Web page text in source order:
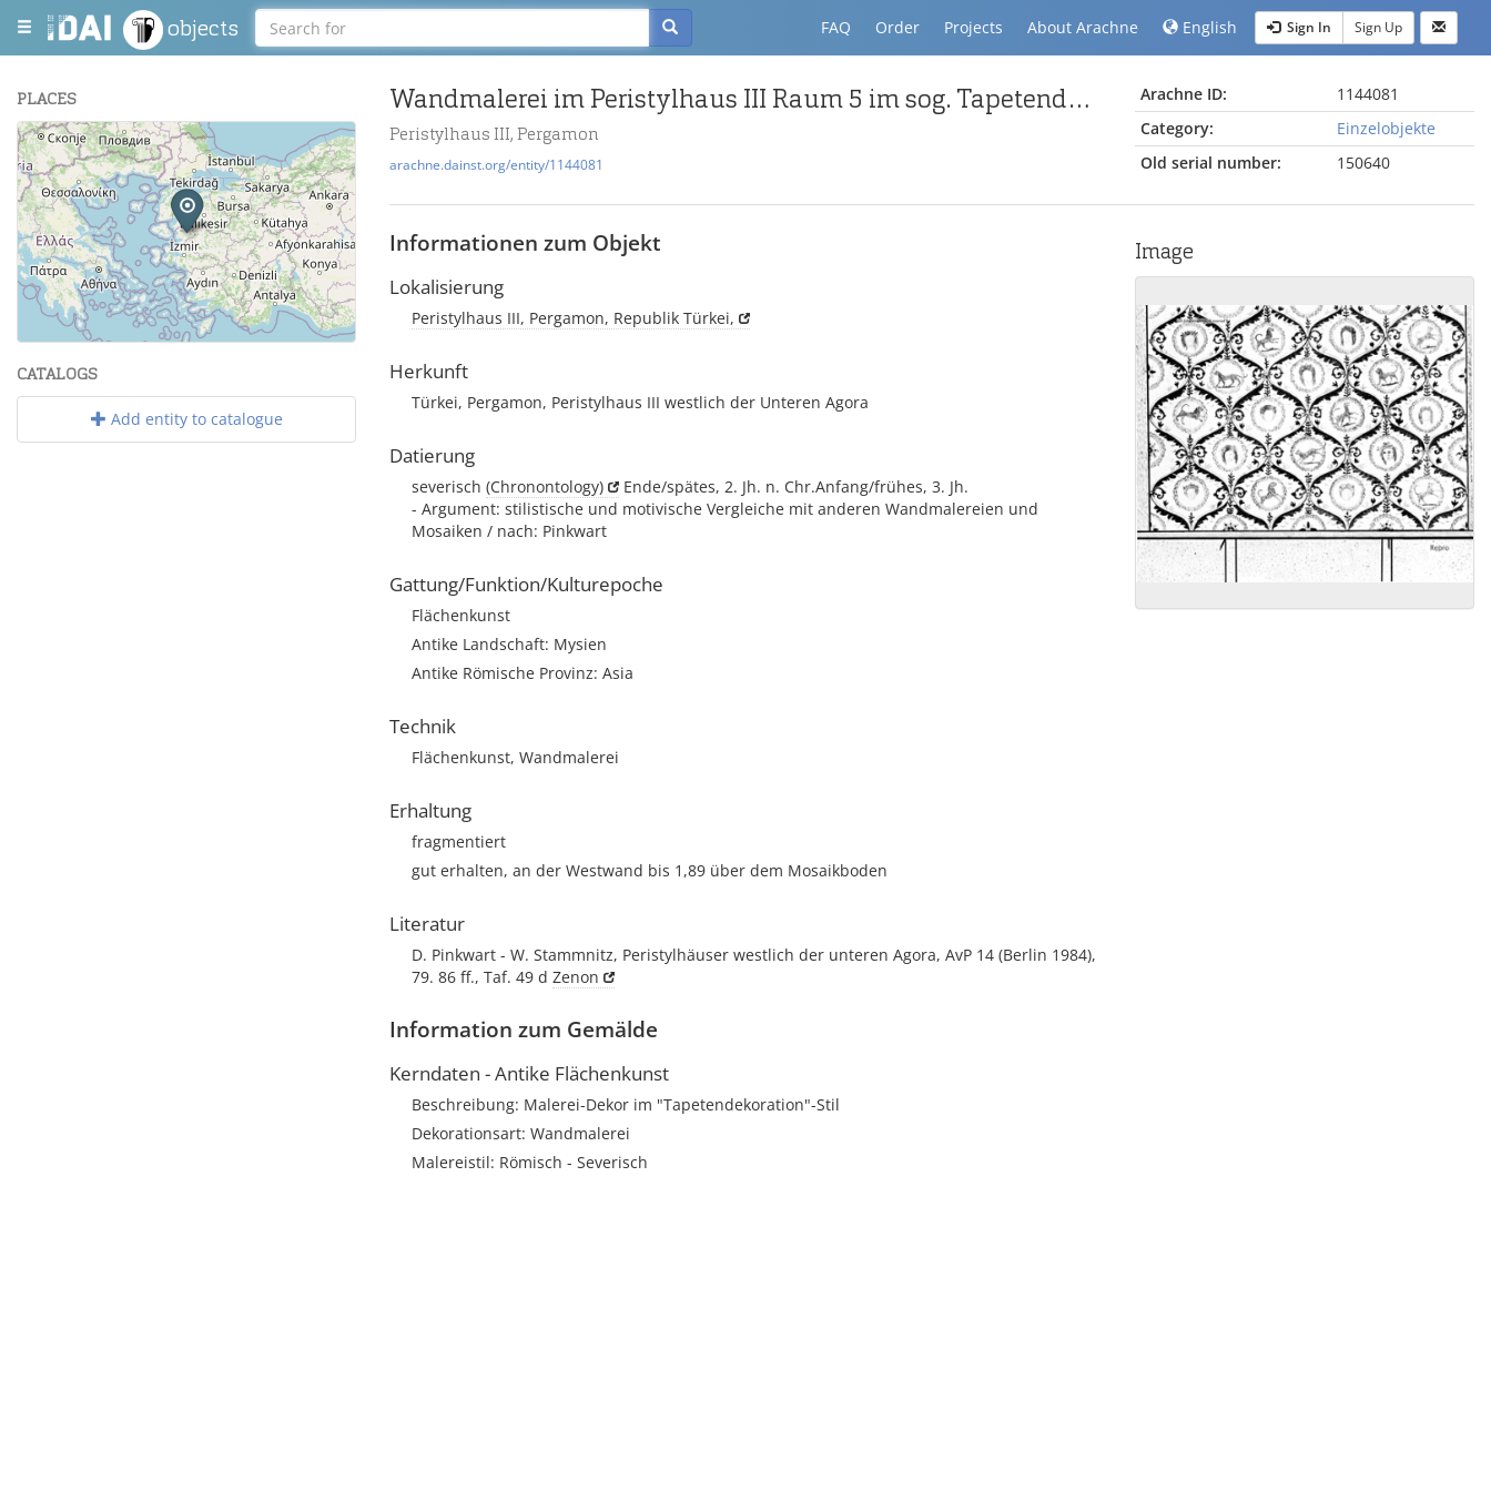
objects FAQ Order Projects About Arachne English Sign In Sign Up
PLACES
+
−
Leaflet | Maps and Data ©OpenStreetMap.
CATALOGS
Add entity to catalogue
Wandmalerei im Peristylhaus III Raum 5 im sog. Tapetendekoration-Stil
Peristylhaus III, Pergamon
arachne.dainst.org/entity/1144081
Arachne ID:
1144081
Category:
Einzelobjekte
Old serial number:
150640
Informationen zum Objekt
Lokalisierung
Peristylhaus III, Pergamon, Republik Türkei,
Herkunft
Türkei, Pergamon, Peristylhaus III westlich der Unteren Agora
Datierung
severisch (Chronontology)
Ende/spätes, 2. Jh. n. Chr.Anfang/frühes, 3. Jh.
- Argument: stilistische und motivische Vergleiche mit anderen Wandmalereien und
Mosaiken / nach: Pinkwart
Gattung/Funktion/Kulturepoche
Flächenkunst
Antike Landschaft: Mysien
Antike Römische Provinz: Asia
Technik
Flächenkunst, Wandmalerei
Erhaltung
fragmentiert
gut erhalten, an der Westwand bis 1,89 über dem Mosaikboden
Literatur
D. Pinkwart - W. Stammnitz, Peristylhäuser westlich der unteren Agora, AvP 14 (Berlin 1984),
79. 86 ff., Taf. 49 d Zenon
Information zum Gemälde
Kerndaten - Antike Flächenkunst
Beschreibung: Malerei-Dekor im "Tapetendekoration"-Stil
Dekorationsart: Wandmalerei
Malereistil: Römisch - Severisch
Image